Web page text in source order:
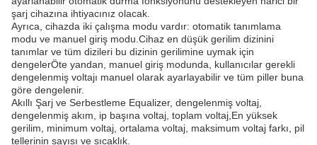
şarj cihazına ihtiyacınız olacak.
Ayrıca, cihazda iki çalışma modu vardır: otomatik tanımlama
modu ve manuel giriş modu.Cihaz en düşük gerilim dizinini
tanımlar ve tüm dizileri bu dizinin gerilimine uymak için
dengelerÖte yandan, manuel giriş modunda, kullanıcılar gerekli
dengelenmiş voltajı manuel olarak ayarlayabilir ve tüm piller buna
göre dengelenir.
Akıllı Şarj ve Serbestleme Equalizer, dengelenmiş voltaj,
dengelenmiş akım, ip başına voltaj, toplam voltaj,En yüksek
gerilim, minimum voltaj, ortalama voltaj, maksimum voltaj farkı, pil
tellerinin sayısı ve sıcaklık.